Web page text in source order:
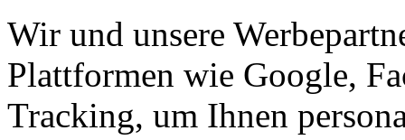
Wir und unsere
Plattformen wie Google,
Tracking, um Ihnen